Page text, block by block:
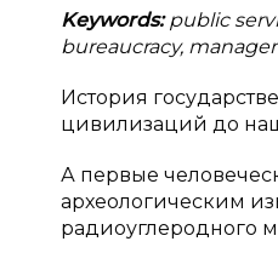
Keywords:public
bureaucracy,
История
цивилизаций до
А первые
археологическим
радиоуглеродного